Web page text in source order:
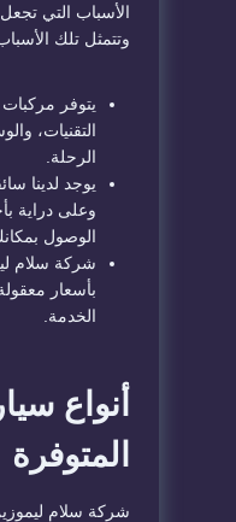
الأسباب التي
وتتمثل تلك
يتوفر
التقنيات،
الرحلة.
يوجد لدينا
وعلى دراية
الوصول
شركة سلام
بأسعار
الخدمة.
أنواع
المتوفرة
شركة سلام